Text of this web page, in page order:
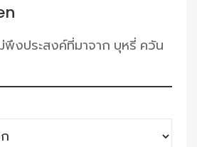
พึงประสงค์ที่มาจาก บุหรี่ ควัน